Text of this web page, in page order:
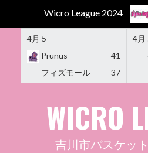
Wicro League 2024
4月 5
Prunus
41
フィズモール
37
4月
WICRO
吉川市バスケッ